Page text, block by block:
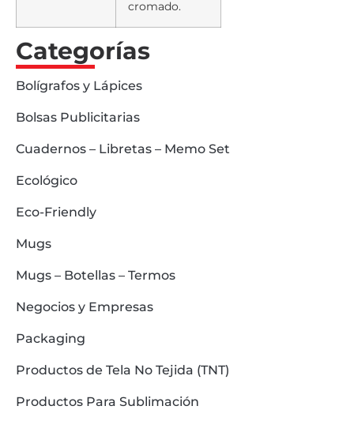
cromado.
Categorías
Bolígrafos y Lápices
Bolsas Publicitarias
Cuadernos – Libretas – Memo Set
Ecológico
Eco-Friendly
Mugs
Mugs – Botellas – Termos
Negocios y Empresas
Packaging
Productos de Tela No Tejida (TNT)
Productos Para Sublimación